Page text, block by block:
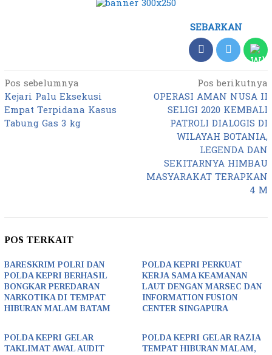
SEBARKAN
Navigasi
pos
Pos sebelumnya
Kejari Palu Eksekusi
Empat Terpidana Kasus
Tabung Gas 3 kg
Pos berikutnya
OPERASI AMAN NUSA II
SELIGI 2020 KEMBALI
PATROLI DIALOGIS DI
WILAYAH BOTANIA,
LEGENDA DAN
SEKITARNYA HIMBAU
MASYARAKAT TERAPKAN
4 M
POS TERKAIT
BARESKRIM POLRI DAN
POLDA KEPRI BERHASIL
BONGKAR PEREDARAN
NARKOTIKA DI TEMPAT
HIBURAN MALAM BATAM
POLDA KEPRI PERKUAT
KERJA SAMA KEAMANAN
LAUT DENGAN MARSEC DAN
INFORMATION FUSION
CENTER SINGAPURA
POLDA KEPRI GELAR
TAKLIMAT AWAL AUDIT
POLDA KEPRI GELAR RAZIA
TEMPAT HIBURAN MALAM,